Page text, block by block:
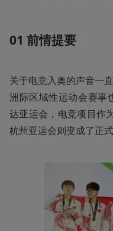
01 前情提要
关于电竞入奥的声音一
洲际区域性运动会赛事
达亚运会，电竞项目作
杭州亚运会则变成了正式